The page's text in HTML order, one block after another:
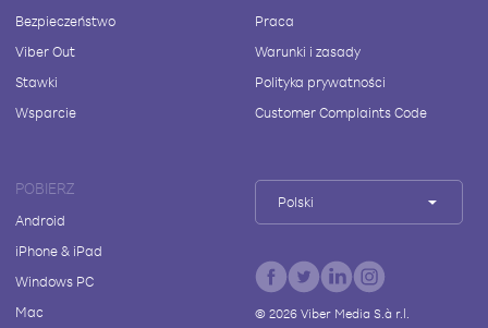
Bezpieczeństwo
Viber Out
Stawki
Wsparcie
Praca
Warunki i zasady
Polityka prywatności
Customer Complaints Code
POBIERZ
Android
iPhone & iPad
Windows PC
Mac
Polski
© 2026Viber Media S.à r.l.